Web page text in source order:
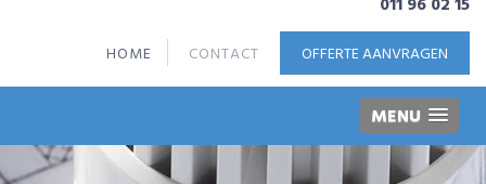
HOME CONTACT OFFERTE AANVRAGEN
MENU